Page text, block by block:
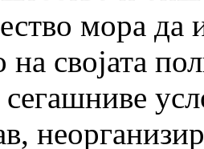
мора да
својата